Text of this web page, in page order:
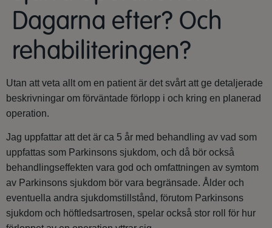
Dagarna efter? Och
rehabiliteringen?
Utan att veta allt om en patient är det svårt att ge detaljerade
beskrivningar om förväntade förlopp i och kring en planerad
operation.
Jag uppfattar att det är ca 5 år med behandling av vad som
uppfattas som Parkinsons sjukdom, och då bör också
behandlingseffekten vara god och omfattningen av symtom
av Parkinsons sjukdom bör vara begränsade. Ålder och
eventuella andra sjukdomstillstånd, förutom Parkinsons
sjukdom och höftledsartrosen, spelar också stor roll för hur